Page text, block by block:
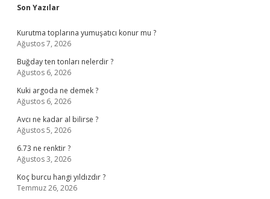
Sidebar
Son Yazılar
Kurutma toplarına yumuşatıcı konur mu ?
Ağustos 7, 2026
Buğday ten tonları nelerdir ?
Ağustos 6, 2026
Kuki argoda ne demek ?
Ağustos 6, 2026
Avcı ne kadar al bilirse ?
Ağustos 5, 2026
6.73 ne renktir ?
Ağustos 3, 2026
Koç burcu hangi yıldızdır ?
Temmuz 26, 2026